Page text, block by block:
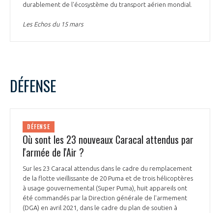
durablement de l'écosystème du transport aérien mondial.
Les Echos du 15 mars
DÉFENSE
DÉFENSE
Où sont les 23 nouveaux Caracal attendus par
l'armée de l'Air ?
Sur les 23 Caracal attendus dans le cadre du remplacement
de la flotte vieillissante de 20 Puma et de trois hélicoptères
à usage gouvernemental (Super Puma), huit appareils ont
été commandés par la Direction générale de l'armement
(DGA) en avril 2021, dans le cadre du plan de soutien à